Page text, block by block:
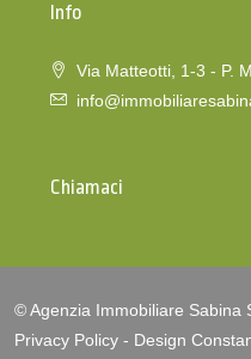
Info
Via Matteotti, 1-3 - P.
Chiamaci
© Agenzia Immobiliare Sabina
Privacy Policy - Design